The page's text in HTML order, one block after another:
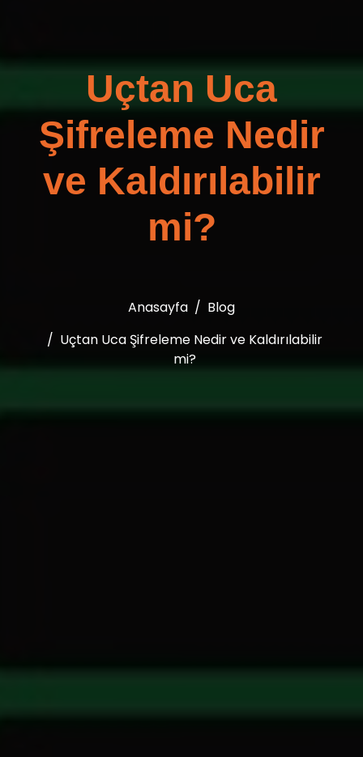
Uçtan Uca
Şifreleme Nedir
ve Kaldırılabilir
mi?
Anasayfa
Blog
Uçtan Uca Şifreleme Nedir ve Kaldırılabilir
mi?